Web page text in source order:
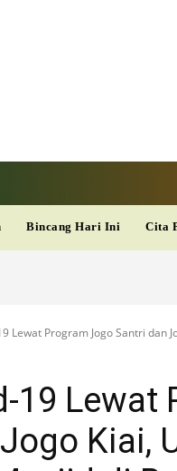
Bincang Hari Ini Cita
Lewat Program Jogo Santri dan
19 Lewat
Kiai,